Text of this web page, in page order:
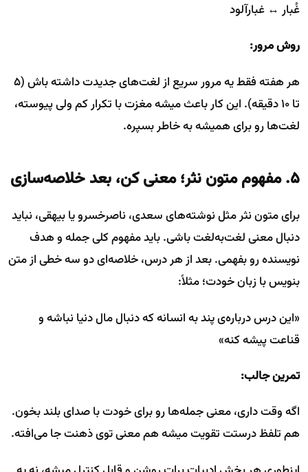
غُبار ↔ غبارآلود
روش مرور:
هر هفته فقط یه مرور سریع از لغت‌های جدیدت داشته باش (۵
تا ۱۰ دقیقه). این کار باعث میشه مغزت با تکرار کم ولی پیوسته،
لغت‌ها رو برای همیشه به خاطر بسپره.
۵. مفهوم متون نثر؛ معنی کن، بعد خلاصه‌سازی
برای متون نثر مثل نوشته‌های سعدی، ناصرخسرو یا بیهقی، نباید
دنبال معنی لغت‌به‌لغت باشی. باید مفهوم کلی جمله و هدف
نویسنده رو بفهمی. بعد از هر درس، خلاصه‌ای دو سه خطی از متن
بنویس با زبان خودت؛ مثلاً:
«این درس درباره‌ی پند به انسانه که دنبال مال دنیا نباشه و
قناعت پیشه کنه»
تمرین جالب:
اگه وقت داری، معنی جمله‌ها رو برای خودت با صدای بلند بخون.
هم تلفظ درستت تقویت میشه هم معنی توی ذهنت جا می‌افته.